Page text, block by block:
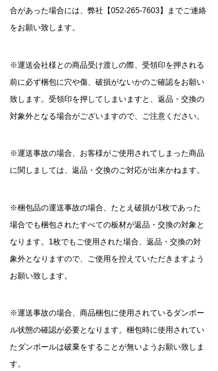
合があった場合には、弊社【052-265-7603】までご連絡
をお願い致します。
※運送会社様との商品受け渡しの際、受領印を押される
前に必ず梱包に穴や傷、破損がないかのご確認をお願い
致します。受領印を押してしまいますと、返品・交換の
対象外となる場合がございますので、ご注意ください。
※運送事故の場合、お客様がご使用されてしまった商品
に関しましては、返品・交換のご対応が出来かねます。
※梱包品の運送事故の場合、たとえ破損が1枚であった
場合でも梱包されたすべての板材が返品・交換の対象と
なります。1枚でもご使用された場合、返品・交換の対
象外となりますので、ご使用を控えていただきますよう
お願い致します。
※運送事故の場合、商品梱包に使用されているダンボー
ル状態の確認が必要となります。梱包時に使用されてい
たダンボールは破棄をすることが無いようお願い致しま
す。